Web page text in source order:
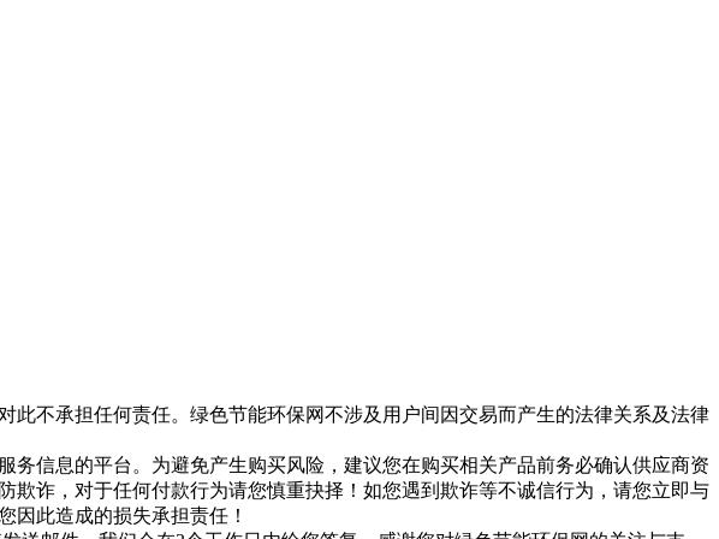
不承担任何责任。绿色节能环保网不涉及用户间因交易而产生的法律关系及法律
信息的平台。为避免产生购买风险，建议您在购买相关产品前务必确认供应商资
诈，对于任何付款行为请您慎重抉择！如您遇到欺诈等不诚信行为，请您立即与
因此造成的损失承担责任！